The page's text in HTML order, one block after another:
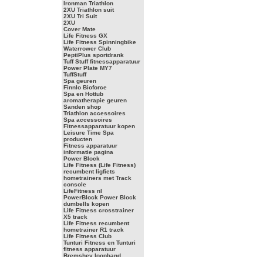
Ironman Triathlon
2XU Triathlon suit
2XU Tri Suit
2XU
Cover Mate
Life Fitness GX
Life Fitness Spinningbike
Waterrower Club
PeptiPlus sportdrank
Tuff Stuff fitnessapparatuur
Power Plate MY7
TuffStuff
Spa geuren
Finnlo Bioforce
Spa en Hottub
aromatherapie geuren
Sanden shop
Triathlon accessoires
Spa accessoires
Fitnessapparatuur kopen
Leisure Time Spa
producten
Fitness apparatuur
informatie pagina
Power Block
Life Fitness (Life Fitness)
recumbent ligfiets
hometrainers met Track
console
LifeFitness nl
PowerBlock Power Block
dumbells kopen
Life Fitness crosstrainer
X5 track
Life Fitness recumbent
hometrainer R1 track
Life Fitness Club
Tunturi Fitness en Tunturi
fitness apparatuur
Bremshey loopband